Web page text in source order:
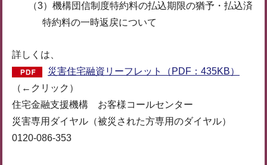
（3）機構団信制度特約料の払込期限の猶予・払込済
特約料の一時返戻について
詳しくは、
災害住宅融資リーフレット（PDF：435KB）
（←クリック）
住宅金融支援機構 お客様コールセンター
災害専用ダイヤル（被災された方専用のダイヤル）
0120-086-353